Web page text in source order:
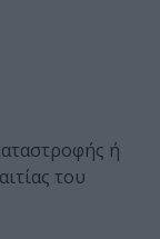
ή
του